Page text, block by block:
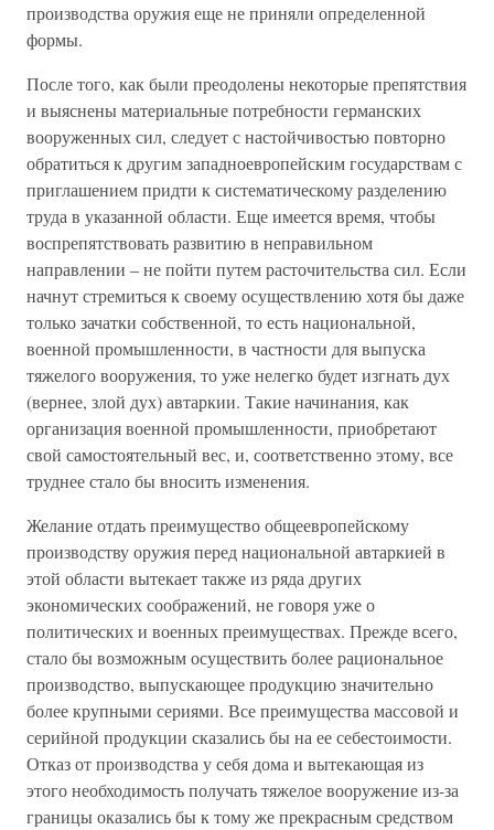
производства оружия еще не приняли определенной
формы.
После того, как были преодолены некоторые препятствия
и выяснены материальные потребности германских
вооруженных сил, следует с настойчивостью повторно
обратиться к другим западноевропейским государствам с
приглашением придти к систематическому разделению
труда в указанной области. Еще имеется время, чтобы
воспрепятствовать развитию в неправильном
направлении – не пойти путем расточительства сил. Если
начнут стремиться к своему осуществлению хотя бы даже
только зачатки собственной, то есть национальной,
военной промышленности, в частности для выпуска
тяжелого вооружения, то уже нелегко будет изгнать дух
(вернее, злой дух) автаркии. Такие начинания, как
организация военной промышленности, приобретают
свой самостоятельный вес, и, соответственно этому, все
труднее стало бы вносить изменения.
Желание отдать преимущество общеевропейскому
производству оружия перед национальной автаркией в
этой области вытекает также из ряда других
экономических соображений, не говоря уже о
политических и военных преимуществах. Прежде всего,
стало бы возможным осуществить более рациональное
производство, выпускающее продукцию значительно
более крупными сериями. Все преимущества массовой и
серийной продукции сказались бы на ее себестоимости.
Отказ от производства у себя дома и вытекающая из
этого необходимость получать тяжелое вооружение из-за
границы оказались бы к тому же прекрасным средством